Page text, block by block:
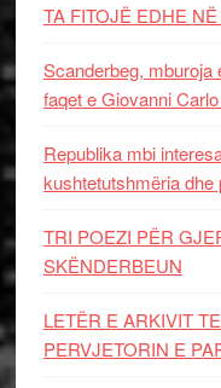
TA FITOJË EDHE
Scanderbeg, mburoja
faqet e Giovanni
Republika mbi
kushtetutshmëria dhe
TRI POEZI PËR
SKËNDERBEUN
LETËR E ARKIVIT
PERVJETORIN E